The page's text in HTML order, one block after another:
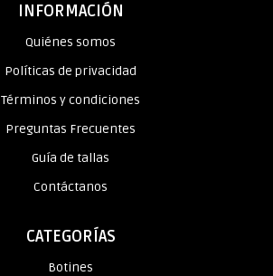
INFORMACIÓN
Quiénes somos
Políticas de privacidad
Términos y condiciones
Preguntas Frecuentes
Guía de tallas
Contáctanos
CATEGORÍAS
Botines